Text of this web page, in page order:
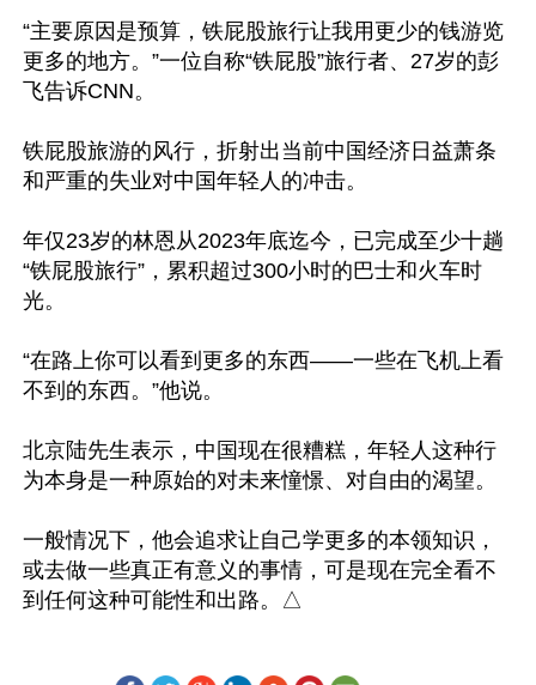
“主要原因是预算，铁屁股旅行让我用更少的钱游览
更多的地方。”一位自称“铁屁股”旅行者、27岁的彭
飞告诉CNN。
铁屁股旅游的风行，折射出当前中国经济日益萧条
和严重的失业对中国年轻人的冲击。
年仅23岁的林恩从2023年底迄今，已完成至少十趟
“铁屁股旅行”，累积超过300小时的巴士和火车时
光。
“在路上你可以看到更多的东西——一些在飞机上看
不到的东西。”他说。
北京陆先生表示，中国现在很糟糕，年轻人这种行
为本身是一种原始的对未来憧憬、对自由的渴望。
一般情况下，他会追求让自己学更多的本领知识，
或去做一些真正有意义的事情，可是现在完全看不